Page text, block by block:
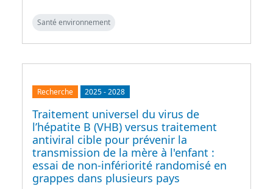
Santé environnement
Recherche 2025-2028
Traitement universel du virus de
l’hépatite B (VHB) versus traitement
antiviral cible pour prévenir la
transmission de la mère à l'enfant :
essai de non-infériorité randomisé en
grappes dans plusieurs pays